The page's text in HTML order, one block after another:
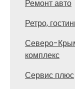
Ремонт авто
Ретро,
Северо-
комплекс
Сервис плюс